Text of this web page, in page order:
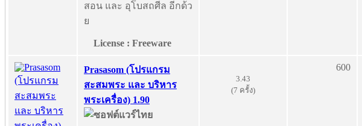
สอน และ อุโบสถศีล อีกด้ว
ย
License : Freeware
Prasasom (โปรแกรม
สะสมพระ และ บริหาร
พระเครื่อง) 1.90
3.43
(7 ครั้ง)
600